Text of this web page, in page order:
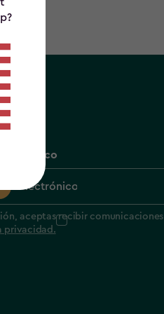
aceptas recibir comunicaciones
privacidad.